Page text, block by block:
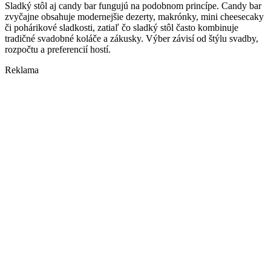
Sladký stôl aj candy bar fungujú na podobnom princípe. Candy bar
zvyčajne obsahuje modernejšie dezerty, makrónky, mini cheesecaky
či pohárikové sladkosti, zatiaľ čo sladký stôl často kombinuje
tradičné svadobné koláče a zákusky. Výber závisí od štýlu svadby,
rozpočtu a preferencií hostí.
Reklama